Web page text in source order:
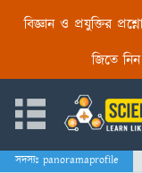
বিজ্ঞান ও প্রযুক্তির
জিতে নিন
সদস্যঃ panoramaprofile